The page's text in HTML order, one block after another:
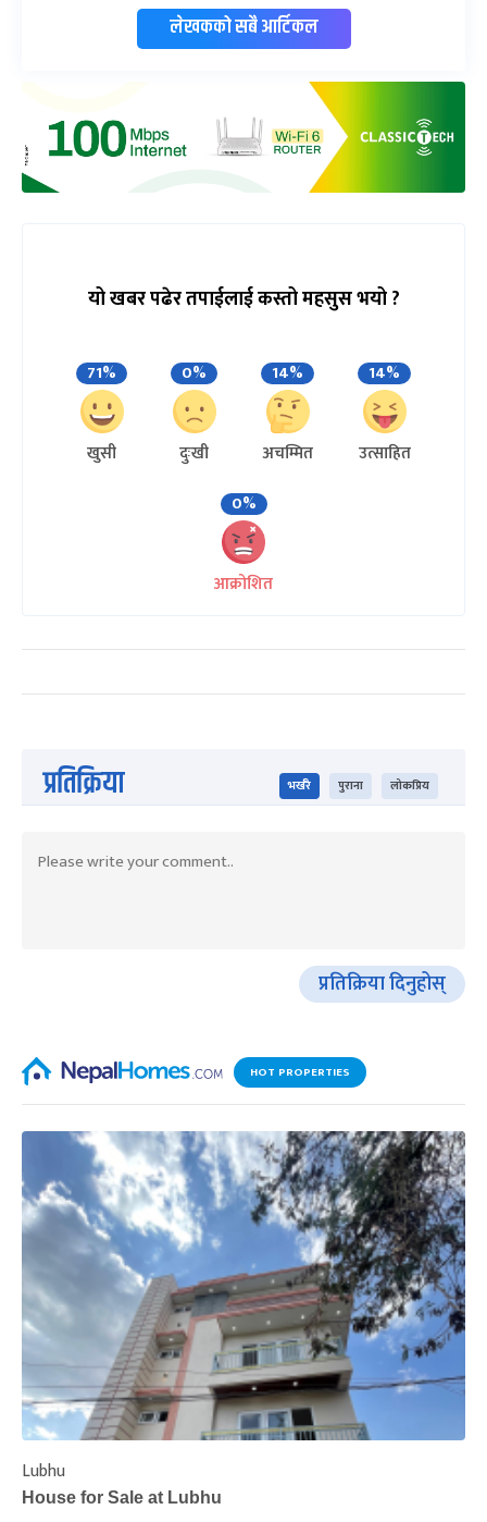
लेखकको सबै आर्टिकल
यो खबर पढेर तपाईलाई कस्तो महसुस भयो ?
71%
खुसी
0%
दुःखी
14%
अचम्मित
14%
उत्साहित
0%
आक्रोशित
प्रतिक्रिया भर्खरै पुराना लोकप्रिय
प्रतिक्रिया दिनुहोस्
HOT PROPERTIES
Lubhu
House for Sale at Lubhu